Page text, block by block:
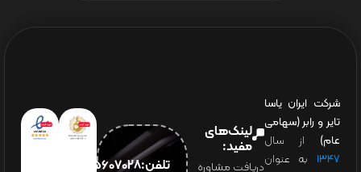
شرکت ایران یاسا
تایر و رابر (سهامی
عام) از سال
۱۳۴۷ به عنوان
لینک‌های
مفید:
دریافت مشاوره تلفن:65607028(021)